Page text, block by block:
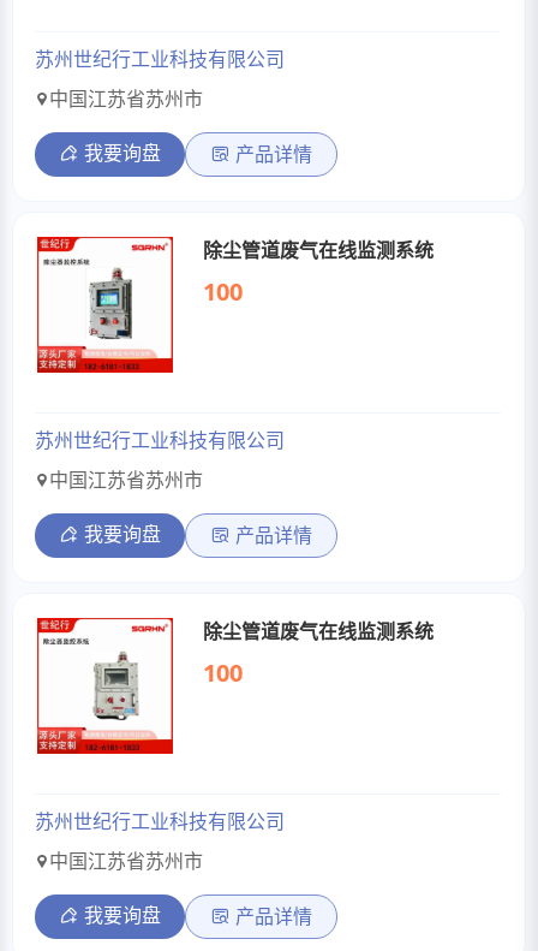
苏州世纪行工业科技有限公司
中国江苏省苏州市
我要询盘 产品详情
除尘管道废气在线监测系统
100
苏州世纪行工业科技有限公司
中国江苏省苏州市
我要询盘 产品详情
除尘管道废气在线监测系统
100
苏州世纪行工业科技有限公司
中国江苏省苏州市
我要询盘 产品详情